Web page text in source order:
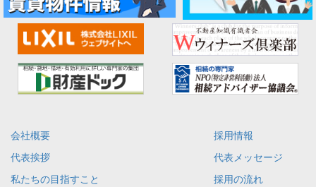
会社概要
代表挨拶
私たちの目指すこと
採用情報
代表メッセージ
採用の流れ